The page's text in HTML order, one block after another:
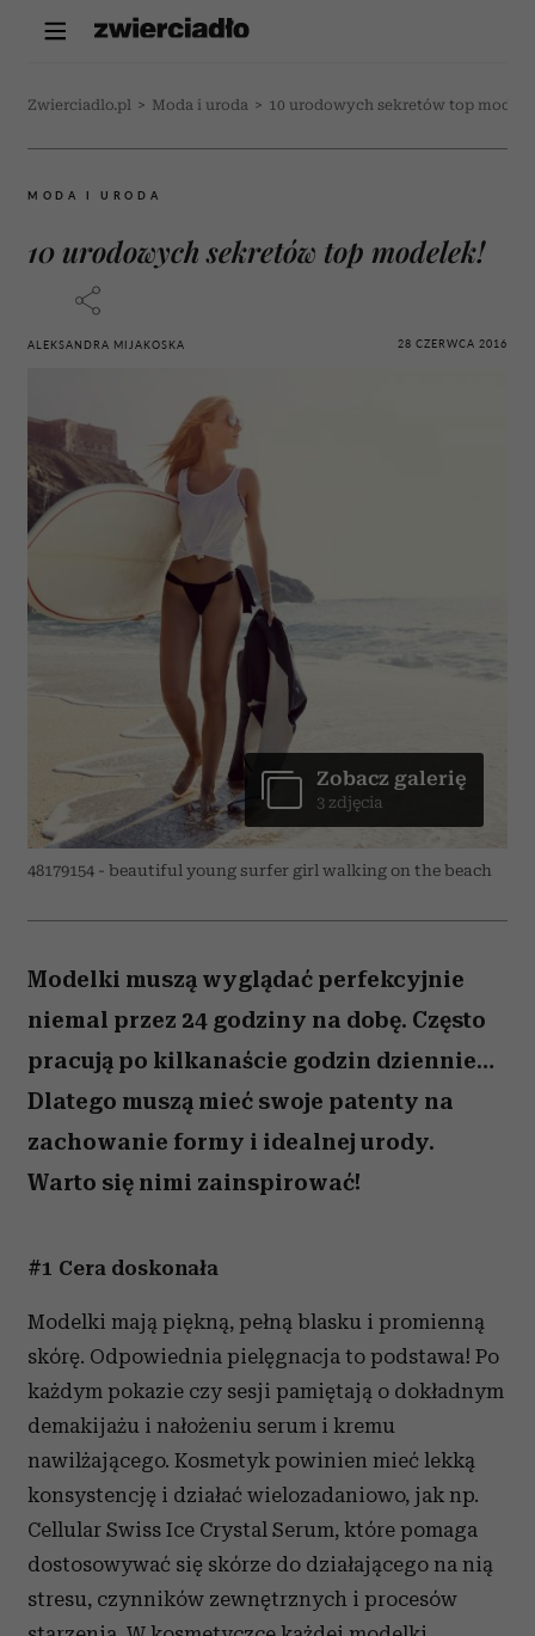
Zwierciadlo.pl > Moda i uroda > 10 urodowych sekretów top
MODA I URODA
10 urodowych sekretów top modelek!
ALEKSANDRA MIJAKOSKA 28 CZERWCA 2016
48179154 - beautiful young surfer girl walking on the beach
Zobacz galerię
3 zdjęcia
Modelki muszą wyglądać perfekcyjnie
niemal przez 24 godziny na dobę. Często
pracują po kilkanaście godzin dziennie…
Dlatego muszą mieć swoje patenty na
zachowanie formy i idealnej urody.
Warto się nimi zainspirować!
#1 Cera doskonała
Modelki mają piękną, pełną blasku i promienną
skórę. Odpowiednia pielęgnacja to podstawa! Po
każdym pokazie czy sesji pamiętają o dokładnym
demakijażu i nałożeniu serum i kremu
nawilżającego. Kosmetyk powinien mieć lekką
konsystencję i działać wielozadaniowo, jak np.
Cellular Swiss Ice Crystal Serum, które pomaga
dostosowywać się skórze do działającego na nią
stresu, czynników zewnętrznych i procesów